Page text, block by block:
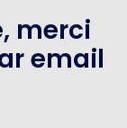
merci
email